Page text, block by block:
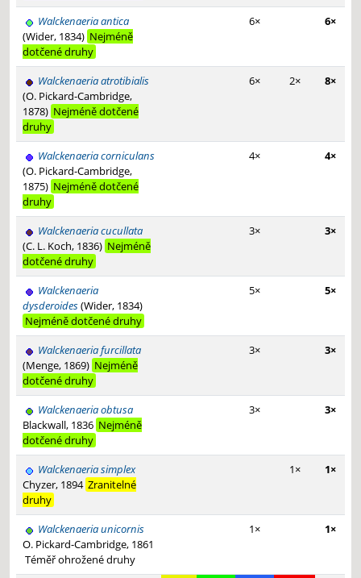
Walckenaeria antica
(Wider, 1834) Nejméně
dotčené druhy
6× 6×
Walckenaeria atrotibialis
(O. Pickard-Cambridge,
1878) Nejméně dotčené
druhy
6× 2× 8×
Walckenaeria corniculans
(O. Pickard-Cambridge,
1875) Nejméně dotčené
druhy
4× 4×
Walckenaeria cucullata
(C. L. Koch, 1836) Nejméně
dotčené druhy
3× 3×
Walckenaeria
dysderoides(Wider, 1834)
Nejméně dotčené druhy
5× 5×
Walckenaeria furcillata
(Menge, 1869) Nejméně
dotčené druhy
3× 3×
Walckenaeria obtusa
Blackwall, 1836 Nejméně
dotčené druhy
3× 3×
Walckenaeria simplex
Chyzer, 1894 Zranitelné
druhy
1× 1×
Walckenaeria unicornis
O. Pickard-Cambridge, 1861
Téměř ohrožené druhy
1× 1×